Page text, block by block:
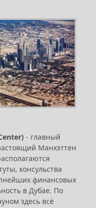
- главный
Манхэттен
консульства
финансовых
в Дубае. По
здесь всё